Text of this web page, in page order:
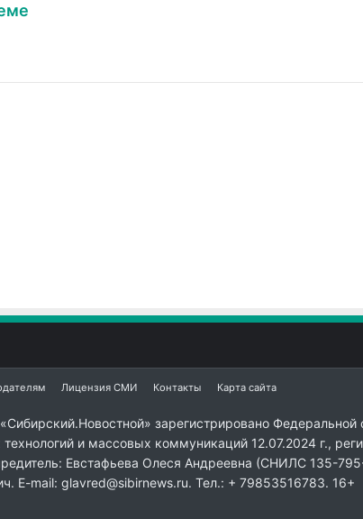
Лицензия СМИ Контакты Карта сайта
зарегистрировано
и массовых коммуникаций 12.07.2024 г.,
Евстафьева Олеся Андреевна (СНИЛС 135-
E-mail: glavred@sibirnews.ru. Тел.: + 79853516783. 16+